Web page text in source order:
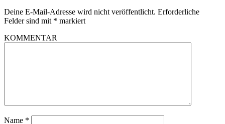
Deine E-Mail-Adresse wird nicht veröffentlicht. Erforderliche
Felder sind mit * markiert
KOMMENTAR
Name *